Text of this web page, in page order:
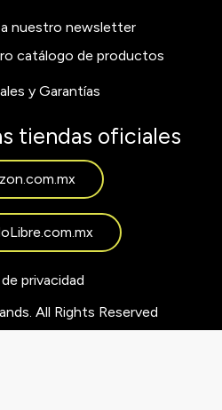
nuestro newsletter
catálogo de productos
y Garantías
tiendas oficiales
privacidad
All Rights Reserved